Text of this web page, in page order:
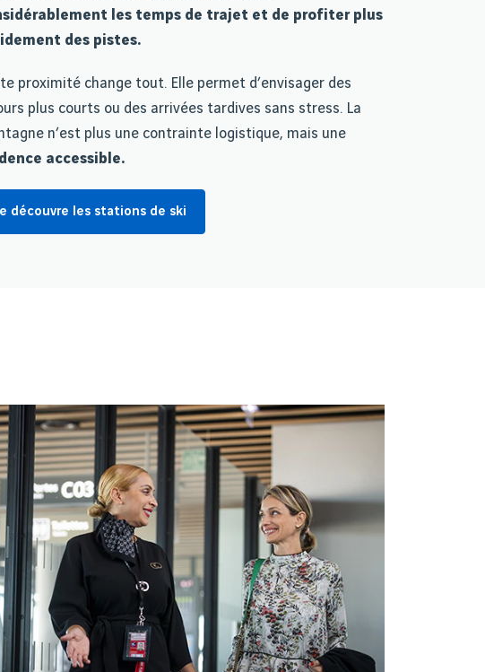
les temps de trajet et de profiter plus
des pistes.
proximité change tout. Elle permet d’envisager des
plus courts ou des arrivées tardives sans stress. La
n’est plus une contrainte logistique, mais une
accessible.
découvre les stations de ski